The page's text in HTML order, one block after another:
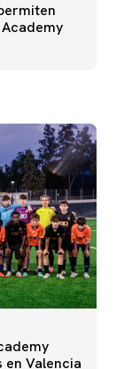
TRAINING
en Valencia